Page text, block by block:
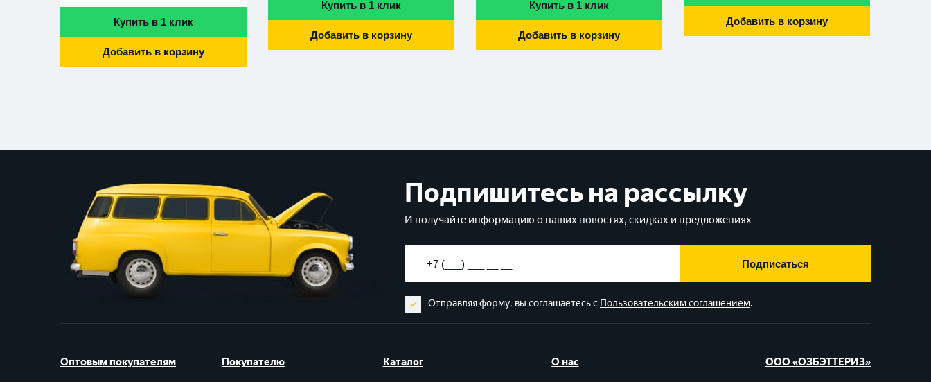
Купить в 1 клик
Добавить в корзину
Купить в 1 клик
Добавить в корзину
Купить в 1 клик
Добавить в корзину
Добавить в корзину
Подпишитесь на рассылку
И получайте информацию о наших новостях, скидках и предложениях
Подписаться
Отправляя форму, вы соглашаетесь с Пользовательским соглашением.
Оптовым покупателям Покупателю Каталог О нас ООО «ОЗБЭТТЕРИЗ»